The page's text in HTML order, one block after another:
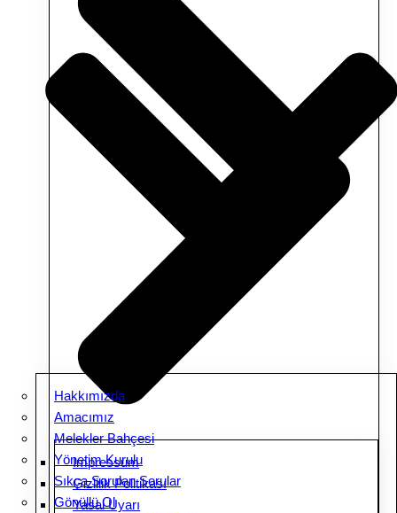
Impressum
Gizlilik Politikası
Yasal Uyarı
Hakkımızda
Amacımız
Melekler Bahçesi
Yönetim Kurulu
Sıkça Sorulan Sorular
Gönüllü Ol